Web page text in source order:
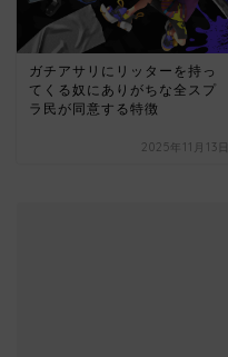
ガチアサリにリッターを持っ
てくる奴にありがちな全スプ
ラ民が同意する特徴
2025年11月13日